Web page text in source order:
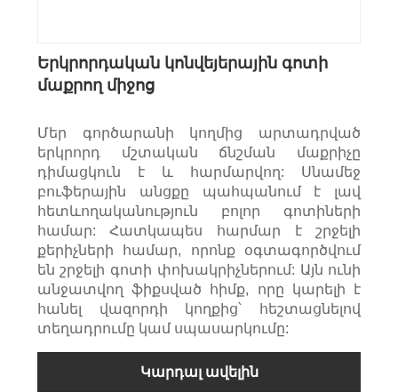
Երկրորդական կոնվեյերային գոտի
մաքրող միջոց
Մեր գործարանի կողմից արտադրված
երկրորդ մշտական ​​ճնշման մաքրիչը
դիմացկուն է և հարմարվող: Սնամեջ
բուֆերային անցքը պահպանում է լավ
հետևողականություն բոլոր գոտիների
համար: Հատկապես հարմար է շրջելի
քերիչների համար, որոնք օգտագործվում
են շրջելի գոտի փոխակրիչներում: Այն ունի
անջատվող ֆիքսված հիմք, որը կարելի է
հանել վազորդի կողքից՝ հեշտացնելով
տեղադրումը կամ սպասարկումը:
Կարդալ ավելին